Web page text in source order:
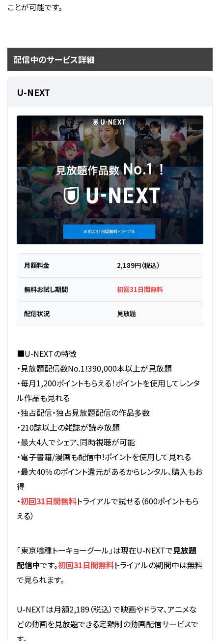
ことが可能です。
配信中のサービス詳細
U-NEXT
月額料金 2,189円（税込）
無料お試し期間 初回31日間無料
配信状況 見放題
■U-NEXTの特徴
・見放題配信数No.1!390,000本以上が見放題
・毎月1,200ポイントもらえる！ポイントを使用してレンタ
ル作品も見れる
・独占配信・独占見放題配信の作品多数
・210誌以上の雑誌が読み放題
・最大4人でシェア、同時視聴が可能
・電子書籍/漫画も配信中!ポイントを使用して見れる
・最大40％のポイント還元があるからレンタル、購入もお
得
・初回31日間無料トライアルで試せる（600ポイントもら
える）
「東京喰種トーキョーグール」は現在U-NEXTで見放題
配信中です。初回31日間無料トライアルの期間中は無料
で見られます。
U-NEXTは月額2,189（税込）で映画やドラマ、アニメな
どの動画を見放題できる定額制の動画配信サービスで
す。